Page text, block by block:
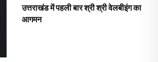
उत्तराखंड में पहली बार श्री श्री वेलबीइंग का
आगमन